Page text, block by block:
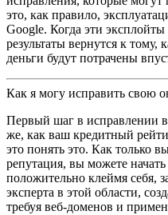
это, как правило,
Google. Когда эти
результаты вернутся к
деньги будут потрачены
Как я могу исправить свою
Первый шаг в исправлении
же, как ваш кредитный
это понять это. Как только
репутация, вы можете начать
положительно клеймя себя,
эксперта в этой области,
требуя веб-доменов и